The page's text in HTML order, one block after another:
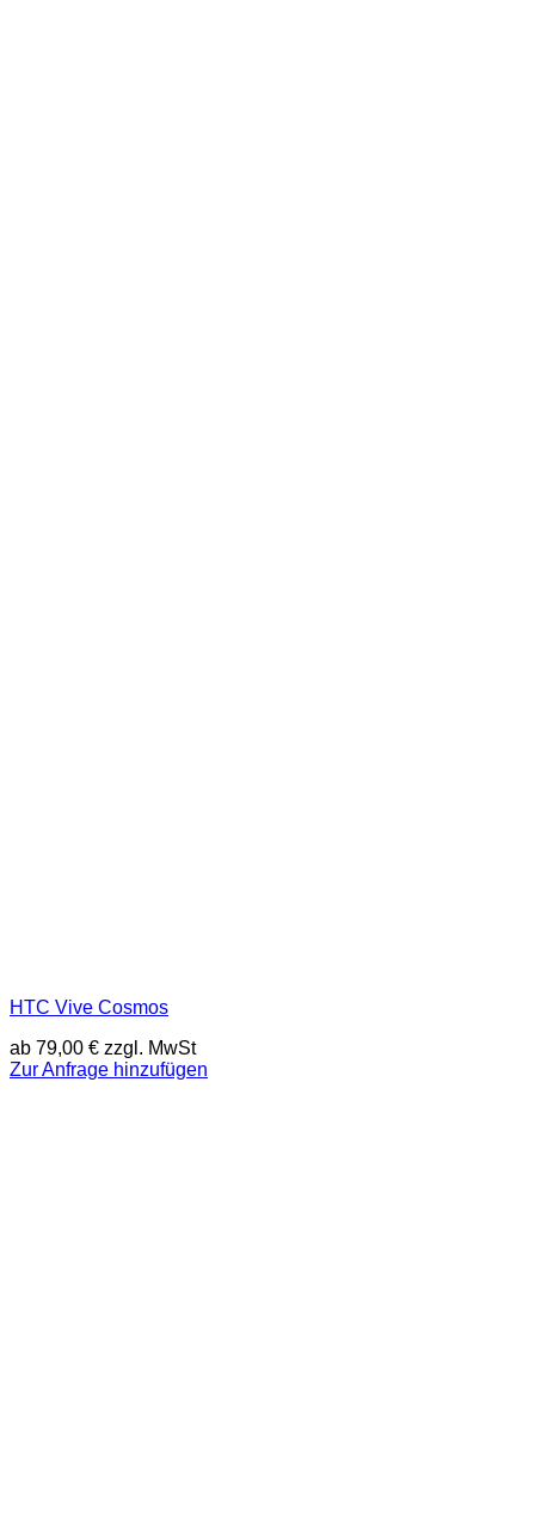
HTC Vive Cosmos
ab 79,00 € zzgl. MwSt
Zur Anfrage hinzufügen